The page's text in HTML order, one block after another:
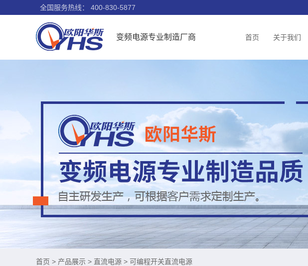
全国服务热线： 400-830-5877
变频电源专业制造厂商 首页 关于我们
首页 > 产品展示 > 直流电源 > 可编程开关直流电源